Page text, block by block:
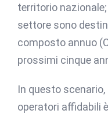
territorio
settore sono
composto annuo
prossimi cinque
In questo
operatori affidabili